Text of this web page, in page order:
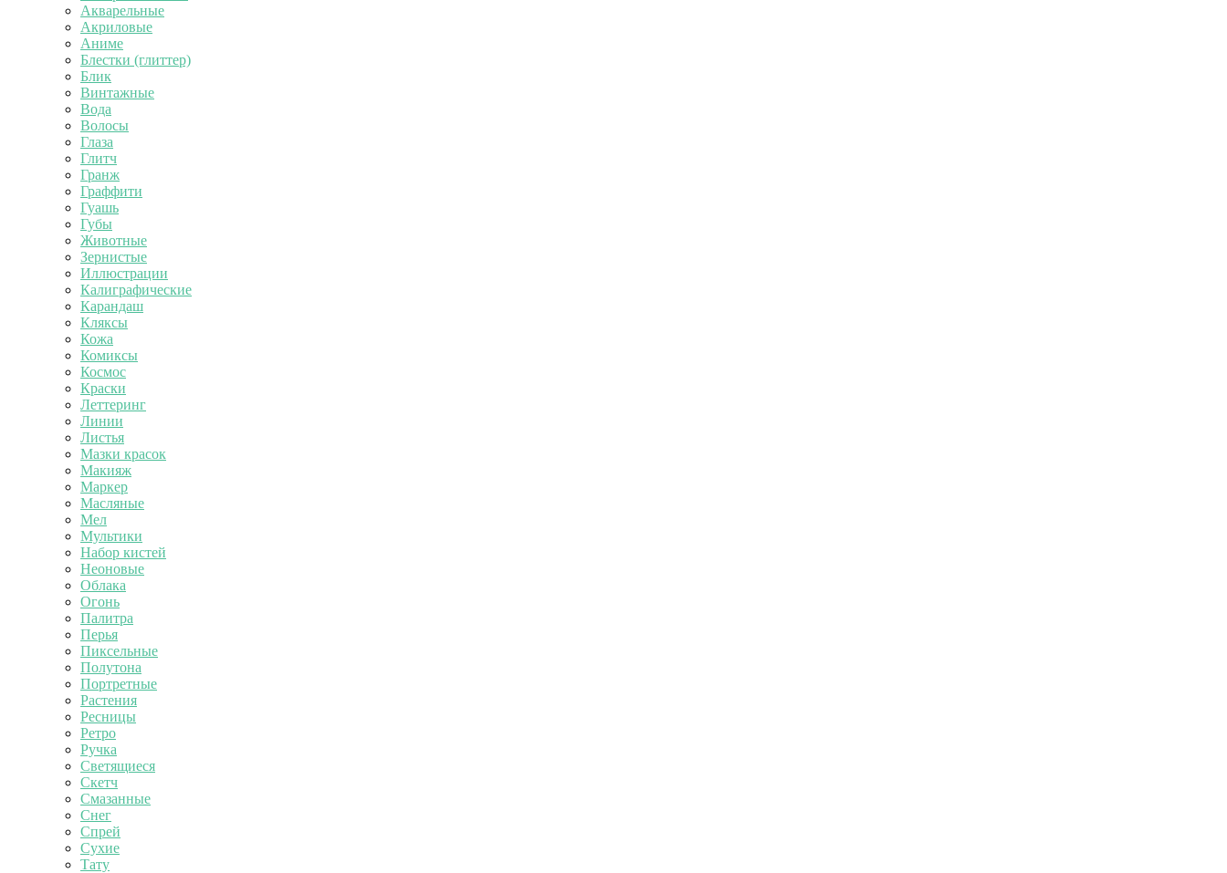
Акварельные
Акриловые
Аниме
Блестки (глиттер)
Блик
Винтажные
Вода
Волосы
Глаза
Глитч
Гранж
Граффити
Гуашь
Губы
Животные
Зернистые
Иллюстрации
Калиграфические
Карандаш
Кляксы
Кожа
Комиксы
Космос
Краски
Леттеринг
Линии
Листья
Мазки красок
Макияж
Маркер
Масляные
Мел
Мультики
Набор кистей
Неоновые
Облака
Огонь
Палитра
Перья
Пиксельные
Полутона
Портретные
Растения
Ресницы
Ретро
Ручка
Светящиеся
Скетч
Смазанные
Снег
Спрей
Сухие
Тату